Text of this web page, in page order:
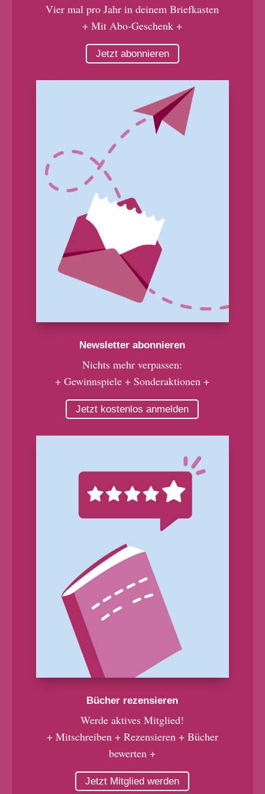
Vier mal pro Jahr in deinem Briefkasten
+ Mit Abo-Geschenk +
Jetzt abonnieren
Newsletter abonnieren
Nichts mehr verpassen:
+ Gewinnspiele + Sonderaktionen +
Jetzt kostenlos anmelden
Bücher rezensieren
Werde aktives Mitglied!
+ Mitschreiben + Rezensieren + Bücher
bewerten +
Jetzt Mitglied werden